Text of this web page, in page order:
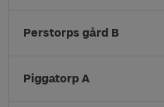
Perstorps gård B
Piggatorp A